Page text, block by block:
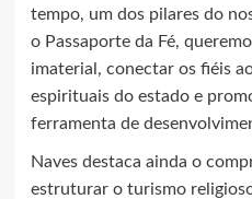
tempo, um dos pilares do
o Passaporte da Fé,
imaterial, conectar os fiéis
espirituais do estado e
ferramenta de
Naves destaca ainda o
estruturar o turismo